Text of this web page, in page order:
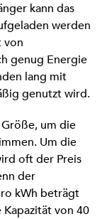
kann das
werden
von
genug Energie
lang mit
genutzt wird.
um die
Um die
oft der Preis
der
kWh beträgt
von 40